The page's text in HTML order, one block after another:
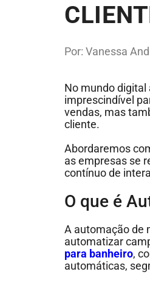
Por:Vanessa
No mundo
imprescindível
vendas, mas
cliente.
Abordaremos
as empresas se
contínuo de
O que é
A automação de
automatizar
para banheiro,
automáticas,